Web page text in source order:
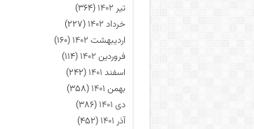
تیر ۱۴۰۲
(۳۶۴)
خرداد ۱۴۰۲
(۲۲۷)
اردیبهشت ۱۴۰۲
(۱۶۰)
فروردین ۱۴۰۲
(۱۱۴)
اسفند ۱۴۰۱
(۲۴۲)
بهمن ۱۴۰۱
(۳۵۸)
دی ۱۴۰۱
(۳۸۶)
آذر ۱۴۰۱
(۴۵۲)